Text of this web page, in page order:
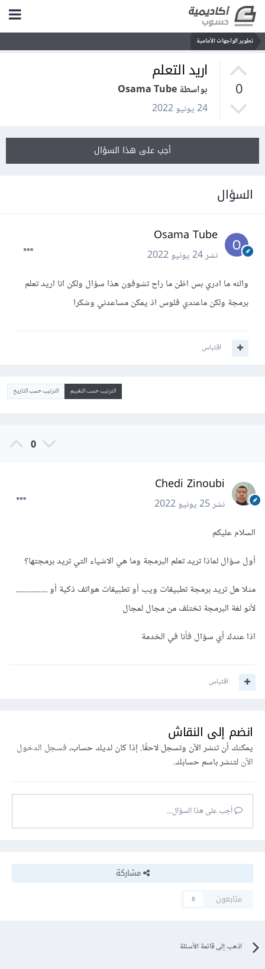
تطوير الواجهات الأمامية
0
اريد التعلم
بواسطة Osama Tube
24 يونيو 2022
أجب على هذا السؤال
السؤال
Osama Tube
نشر24 يونيو 2022
والله ما ادري بس اظن ما راح تشوفون هذا سؤال ولكن انا اريد تعلم
برمجة ولكن ماعندي فلوس اذ يمكن مساعدني وشكرا
اقتباس
الترتيب حسب التقييم الترتيب حسب التاريخ
0
Chedi Zinoubi
نشر25 يونيو 2022
السلام عليكم
أول سؤال لماذا تريد تعلم البرمجة وما هي الاشياء التي تريد برمجتها؟
مثلا هل تريد برمجة تطبيقات ويب أو تطبيقات هواتف ذكية أو ..................
لأنو لغة البرمجة تختلف من مجال لمجال
اذا عندك أي سؤال فأنا في الخدمة
اقتباس
انضم إلى النقاش
يمكنك أن تنشر الآن وتسجل لاحقًا. إذا كان لديك حساب،فسجل الدخول
الآنلتنشر باسم حسابك.
أجب على هذا السؤال...
مشاركة
متابعون
0
اذهب إلى قائمة الأسئلة